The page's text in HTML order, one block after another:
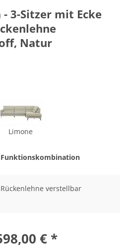
- 3-Sitzer mit Ecke
Natur
Limone
verstellbar
€ *